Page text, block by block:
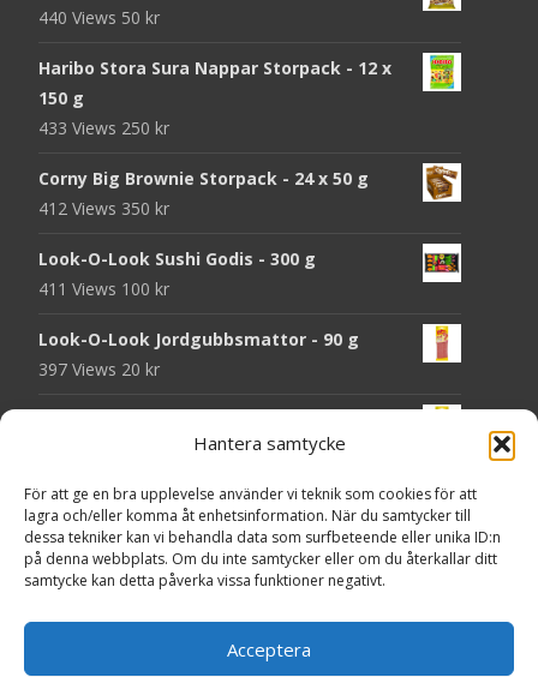
Hantera samtycke
För att ge en bra upplevelse använder vi teknik som cookies för att
lagra och/eller komma åt enhetsinformation. När du samtycker till
dessa tekniker kan vi behandla data som surfbeteende eller unika ID:n
på denna webbplats. Om du inte samtycker eller om du återkallar ditt
samtycke kan detta påverka vissa funktioner negativt.
Acceptera
440 Views 50 kr
Haribo Stora Sura Nappar Storpack - 12 x
150 g
433 Views 250 kr
Corny Big Brownie Storpack - 24 x 50 g
412 Views 350 kr
Look-O-Look Sushi Godis - 300 g
411 Views 100 kr
Look-O-Look Jordgubbsmattor - 90 g
397 Views 20 kr
Haribo Starmix - 170 g
389 Views25kr
Godsaker "Till mitt hjärta" - Majas lyktor/